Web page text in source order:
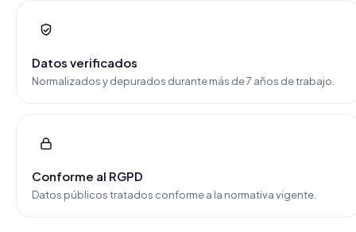
Datos verificados
Normalizados y depurados durante más de 7 años de trabajo.
Conforme al RGPD
Datos públicos tratados conforme a la normativa vigente.